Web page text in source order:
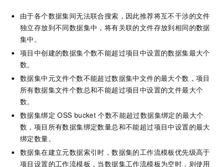
由于各个数据集间无法联合搜索，因此推荐将互不干涉的文件
独立存放到不同数据集中，将有关联的文件存放到相同的数据
集中。
项目中创建的数据集个数不能超过项目中设置的数据集最大个
数。
数据集中元文件个数不能超过数据集中文件的最大个数，项目
所有数据集文件个数总和不能超过项目中设置的文件最大个
数。
数据集绑定 OSS bucket 个数不能超过数据集绑定的最大个
数，项目所有数据集绑定数量总和不能超过项目中设置的最大
绑定数量。
数据集在建立元数据索引时，数据集的工作流模板优先级高于
项目设置的工作流模板，当数据集工作流模板为空时，则使用